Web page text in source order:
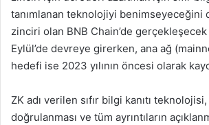
tanımlanan teknolojiyi benimseyeceğini
zinciri olan BNB Chain’de
Eylül’de devreye girerken, ana ağ
hedefi ise 2023 yılının öncesi olarak
ZK adı verilen sıfır bilgi kanıtı
doğrulanması ve tüm ayrıntıların